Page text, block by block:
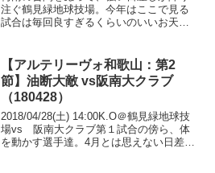
注ぐ鶴見緑地球技場。今年はここで見る
試合は毎回良すぎるくらいのいいお天
末。土曜日はAS.Laranja Kyotoの応援に
きまし...
【アルテリーヴォ和歌山：第2
節】油断大敵 vs阪南大クラブ
（180428）
2018/04/28(土) 14:00K.O＠鶴見緑地球技
場vs 阪南大クラブ第１試合の傍ら、体
を動かす選手達。4月とは思えない日差し